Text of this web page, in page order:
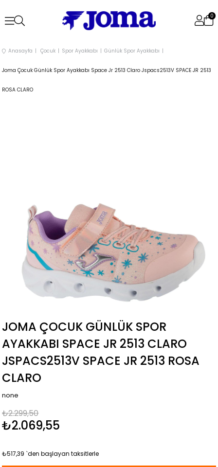
0
Anasayfa Çocuk Spor Ayakkabı Günlük Spor Ayakkabı
Joma Çocuk Günlük Spor Ayakkabı Space Jr 2513 Claro Jspacs2513V SPACE JR 2513
ROSA CLARO
JOMA ÇOCUK GÜNLÜK SPOR
AYAKKABI SPACE JR 2513 CLARO
JSPACS2513V SPACE JR 2513 ROSA
CLARO
none
₺2.299,50
₺2.069,55
₺517,39 `den başlayan taksitlerle